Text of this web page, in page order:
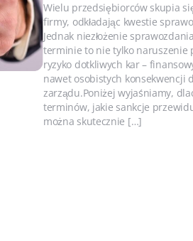
Wielu przedsiębiorców skupia
firmy, odkładając kwestie
Jednak niezłożenie
terminie to nie tylko naruszenie
ryzyko dotkliwych kar –
nawet osobistych konsekwencji
zarządu.Poniżej wyjaśniamy,
terminów, jakie sankcje
można skutecznie […]